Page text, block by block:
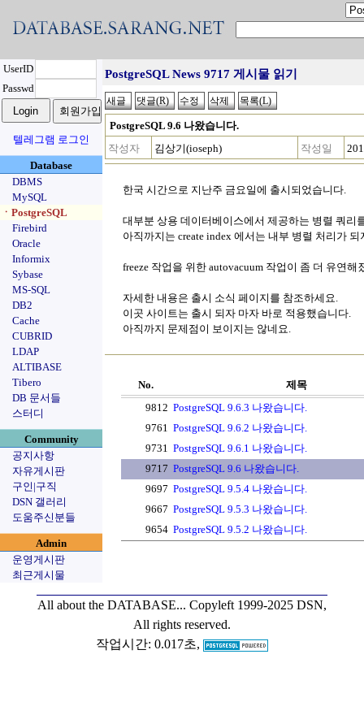
UserID
Passwd
텔레그램 로그인
Database
DBMS
MySQL
ㆍPostgreSQL
Firebird
Oracle
Informix
Sybase
MS-SQL
DB2
Cache
CUBRID
LDAP
ALTIBASE
Tibero
DB 문서들
스터디
Community
공지사항
자유게시판
구인|구직
DSN 갤러리
도움주신분들
Admin
운영게시판
최근게시물
PostgreSQL News 9717 게시물 읽기
PostgreSQL 9.6 나왔습니다.
작성자
김상기(ioseph) 작성일
한국 시간으로 지난주 금요일에 출시되었습니다.
대부분 상용 데이터베이스에서 제공하는 병렬 쿼리
아직까지는 create index 에서는 내부 병렬 처리가
freeze 작업을 위한 autovacuum 작업이 좀 더 유연해
자세한 내용은 출시 소식 페이지를 참조하세요.
이곳 사이트는 출시 되자 마자 바로 적용했습니다.
아직까지 문제점이 보이지는 않네요.
No.
제목
9812 PostgreSQL 9.6.3 나왔습니다.
9761 PostgreSQL 9.6.2 나왔습니다.
9731 PostgreSQL 9.6.1 나왔습니다.
9717 PostgreSQL 9.6 나왔습니다.
9697 PostgreSQL 9.5.4 나왔습니다.
9667 PostgreSQL 9.5.3 나왔습니다.
9654 PostgreSQL 9.5.2 나왔습니다.
All about the DATABASE... Copyleft 1999-2025 DSN,
All rights reserved.
작업시간: 0.017초,